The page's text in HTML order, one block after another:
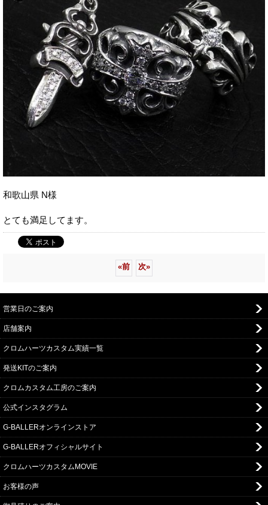
和歌山県 N様
とても満足してます。
«前 次»
営業日のご案内
店舗案内
クロムハーツカスタム実績一覧
発送KITのご案内
クロムカスタム工房のご案内
公式インスタグラム
G-BALLERオンラインストア
G-BALLERオフィシャルサイト
クロムハーツカスタムMOVIE
お客様の声